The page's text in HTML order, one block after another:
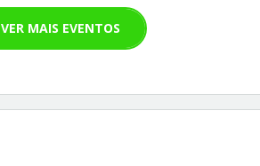
VER MAIS EVENTOS